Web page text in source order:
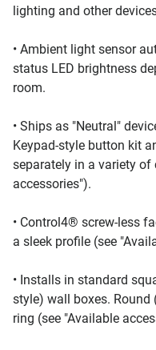
lighting and other
• Ambient light sensor
status LED brightness
room.
• Ships as "Neutral"
Keypad-style button kit
separately in a variety of
accessories").
• Control4® screw-less
a sleek profile (see
• Installs in standard
style) wall boxes. Round
ring (see "Available